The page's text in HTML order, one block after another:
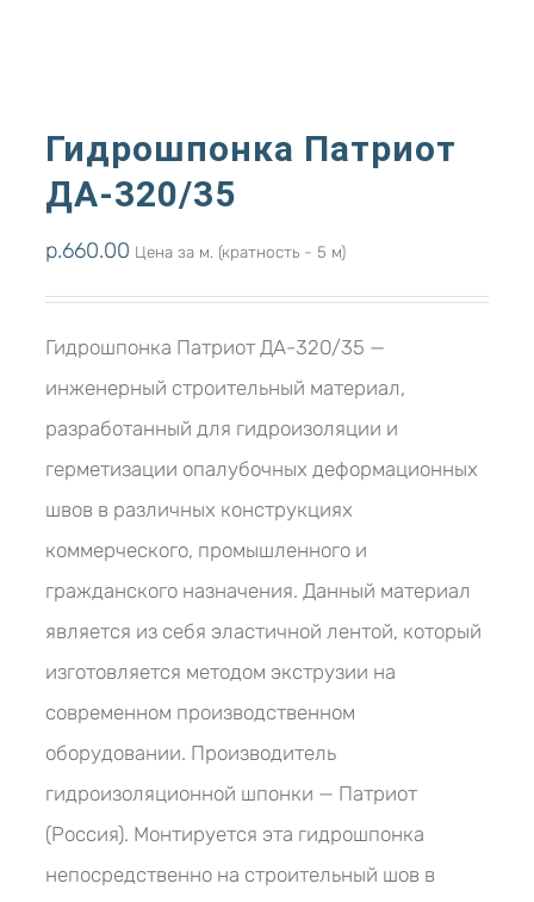
Гидрошпонка Патриот
ДА-320/35
р.660.00 Цена за м. (кратность - 5 м)
Гидрошпонка Патриот ДА-320/35 —
инженерный строительный материал,
разработанный для гидроизоляции и
герметизации опалубочных деформационных
швов в различных конструкциях
коммерческого, промышленного и
гражданского назначения. Данный материал
является из себя эластичной лентой, который
изготовляется методом экструзии на
современном производственном
оборудовании. Производитель
гидроизоляционной шпонки — Патриот
(Россия). Монтируется эта гидрошпонка
непосредственно на строительный шов в